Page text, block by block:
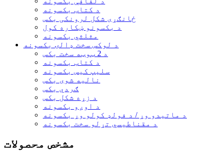
د کتاب بکسونه
ځانګړی شکل لرونکی بکس
د بکسونو ښکاره کول
مثلثي بکسونه
د لوکس سخت ډالۍ بکسونه
د 2 ټوټه سخت بکس
د کتاب بکسونه
سلیپ کیس بکسونه
نالیه شوی بکس
ګردي بکس
د زړه شکل بکس
د اوږو بکسونه
د ماتیدو وړ / د فولډ کولو وړ بکسونه
د مقناطیسي تړلو سخت بکسونه
مشخص محصولات